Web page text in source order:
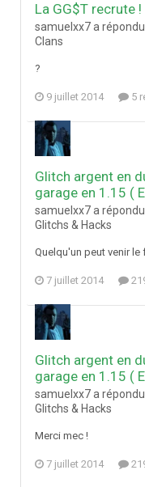
La GG$T recrute !
samuelxx7 a
Clans
?
9 juillet 2014 5
Glitch argent en
garage en 1.15 (
samuelxx7 a
Glitchs & Hacks
Quelqu'un peut venir le
7 juillet 2014
Glitch argent en
garage en 1.15 (
samuelxx7 a
Glitchs & Hacks
Merci mec !
7 juillet 2014